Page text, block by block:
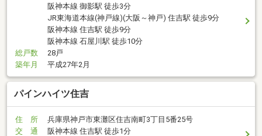
阪神本線 御影駅 徒歩3分
JR東海道本線(神戸線)(大阪～神戸) 住吉駅 徒歩9分
阪神本線 住吉駅 徒歩9分
阪神本線 石屋川駅 徒歩10分
総戸数
28戸
築年月
平成27年2月
パインハイツ住吉
住 所
兵庫県神戸市東灘区住吉南町3丁目5番25号
交 通
阪神本線 住吉駅 徒歩1分